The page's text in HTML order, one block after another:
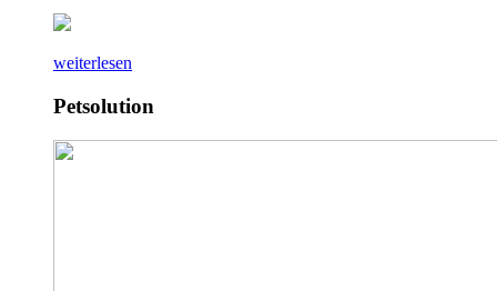
weiterlesen
Petsolution